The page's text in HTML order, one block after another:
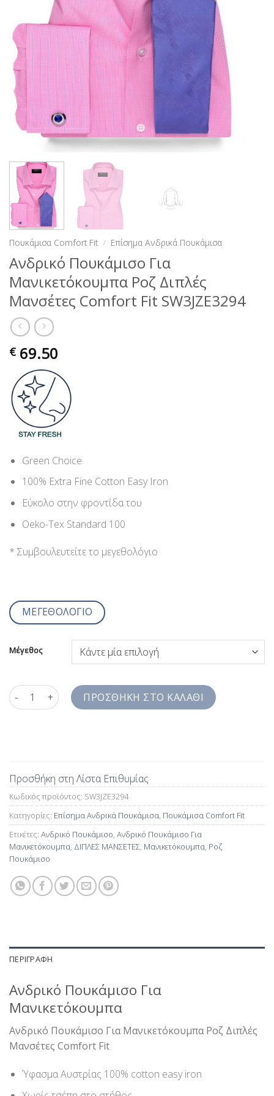
Πουκάμισα Comfort Fit / Επίσημα Ανδρικά Πουκάμισα
Ανδρικό Πουκάμισο Για
Μανικετόκουμπα Ροζ Διπλές
Μανσέτες Comfort Fit SW3JZE3294
€ 69.50
Green Choice
100% Extra Fine Cotton Easy Iron
Εύκολο στην φροντίδα του
Oeko-Tex Standard 100
* Συμβουλευτείτε το μεγεθολόγιο
ΜΕΓΕΘΟΛΟΓΙΟ
Μέγεθος
Ανδρικό Πουκάμισο Για Μανικετόκουμπα Ροζ Διπλές
ΠΡΟΣΘΉΚΗ ΣΤΟ ΚΑΛΆΘΙ
Προσθήκη στη Λίστα Επιθυμίας
Κωδικός προϊόντος: SW3JZE3294
Κατηγορίες: Επίσημα Ανδρικά Πουκάμισα, Πουκάμισα Comfort Fit
Ετικέτες: Ανδρικό Πουκάμισο, Ανδρικό Πουκάμισο Για
Μανικετόκουμπα, ΔΙΠΛΕΣ ΜΑΝΣΕΤΕΣ, Μανικετόκουμπα, Ροζ
Πουκάμισο
ΠΕΡΙΓΡΑΦΉ
Ανδρικό Πουκάμισο Για
Μανικετόκουμπα
Ανδρικό Πουκάμισο Για Μανικετόκουμπα Ροζ Διπλές
Μανσέτες Comfort Fit
Ύφασμα Αυστρίας 100% cotton easy iron